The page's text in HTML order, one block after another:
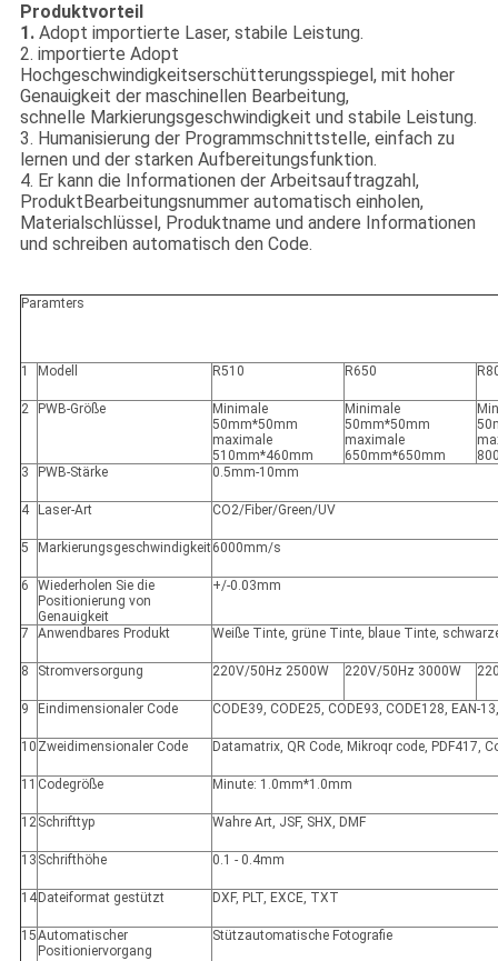
Produktvorteil
1. Adopt importierte Laser, stabile Leistung.
2. importierte Adopt
Hochgeschwindigkeitserschütterungsspiegel, mit hoher
Genauigkeit der maschinellen Bearbeitung,
schnelle Markierungsgeschwindigkeit und stabile Leistung.
3. Humanisierung der Programmschnittstelle, einfach zu
lernen und der starken Aufbereitungsfunktion.
4. Er kann die Informationen der Arbeitsauftragzahl,
ProduktBearbeitungsnummer automatisch einholen,
Materialschlüssel, Produktname und andere Informationen
und schreiben automatisch den Code.
Paramters
1 Modell R510 R650
2 PWB-Größe
Minimale
50mm*50mm
maximale
510mm*460mm
Minimale
50mm*50mm
maximale
650mm*650mm
3
PWB-Stärke 0.5mm-10mm
4 Laser-Art CO2/Fiber/Green/UV
5 Markierungsgeschwindigkeit6000mm/s
6
Wiederholen Sie die
Positionierung von
Genauigkeit
+/-0.03mm
7 Anwendbares Produkt Weiße Tinte, grüne Tinte, blaue Tinte,
8 Stromversorgung 220V/50Hz 2500W 220V/50Hz 3000W
9 Eindimensionaler Code CODE39, CODE25, CODE93, CODE128, EAN-
10 Zweidimensionaler Code Datamatrix, QR Code, Mikroqr code, PDF417,
11 Codegröße Minute: 1.0mm*1.0mm
12Schrifttyp Wahre Art, JSF, SHX, DMF
13 Schrifthöhe 0.1 - 0.4mm
14 Dateiformat gestützt DXF, PLT, EXCE, TXT
15Automatischer
Positioniervorgang
Stützautomatische Fotografie